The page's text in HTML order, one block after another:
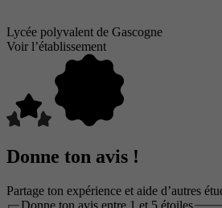
Lycée polyvalent de Gascogne
Voir l’établissement
Donne ton avis !
Partage ton expérience et aide d’autres